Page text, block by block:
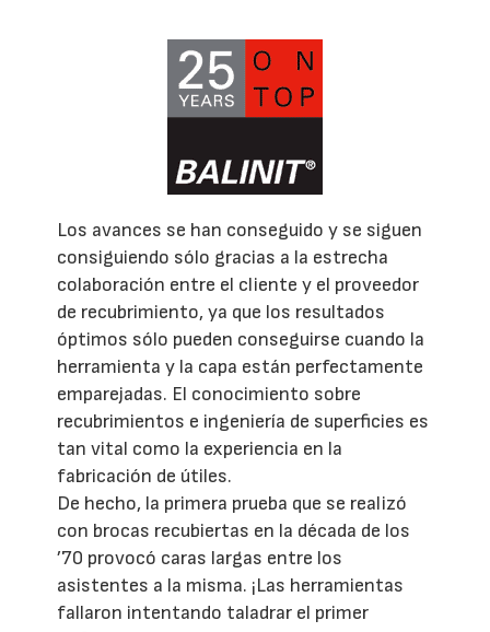
Los avances se han conseguido y se siguen
consiguiendo sólo gracias a la estrecha
colaboración entre el cliente y el proveedor
de recubrimiento, ya que los resultados
óptimos sólo pueden conseguirse cuando la
herramienta y la capa están perfectamente
emparejadas. El conocimiento sobre
recubrimientos e ingeniería de superficies es
tan vital como la experiencia en la
fabricación de útiles.
De hecho, la primera prueba que se realizó
con brocas recubiertas en la década de los
’70 provocó caras largas entre los
asistentes a la misma. ¡Las herramientas
fallaron intentando taladrar el primer